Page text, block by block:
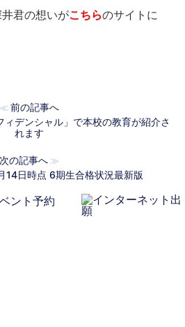
君の想いがこちらのサイトに
≪ 前の記事へ
デンシャル」で本校の教育が紹介さ
れます
次の記事へ ≫
14日時点 6期生合格状況最新版